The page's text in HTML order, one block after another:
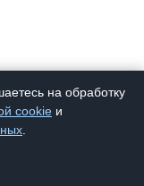
107 ₽
на обработку
cookie и